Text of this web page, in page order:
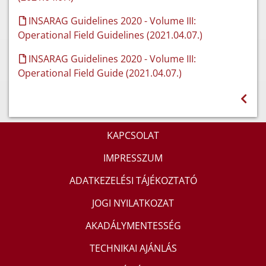
INSARAG Guidelines 2020 - Volume III:
Operational Field Guidelines (2021.04.07.)
INSARAG Guidelines 2020 - Volume III:
Operational Field Guide (2021.04.07.)
KAPCSOLAT
IMPRESSZUM
ADATKEZELÉSI TÁJÉKOZTATÓ
JOGI NYILATKOZAT
AKADÁLYMENTESSÉG
TECHNIKAI AJÁNLÁS